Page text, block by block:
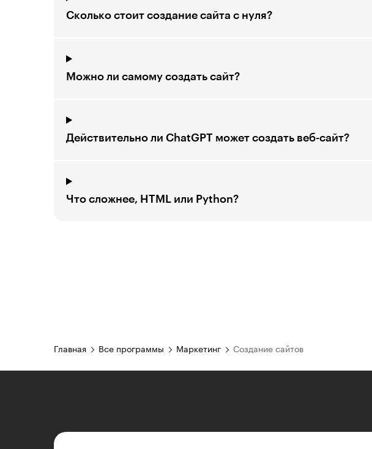
Сколько стоит создание сайта с нуля?
Можно ли самому создать сайт?
Действительно ли ChatGPT может создать веб-сайт?
Что сложнее, HTML или Python?
Главная Все программы Маркетинг Создание сайтов